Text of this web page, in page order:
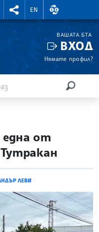
RIGHTMENU.SOCIAL
EN
ВАЛУТНИ
ВАШАТА БТА
ВХОД
Нямате профил?
една от
ЛЕВИ